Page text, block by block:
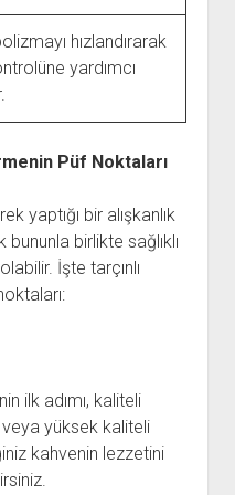
hızlandırarak
yardımcı
Püf Noktaları
yaptığı bir alışkanlık
birlikte sağlıklı
İşte tarçınlı
ilk adımı, kaliteli
yüksek kaliteli
kahvenin lezzetini